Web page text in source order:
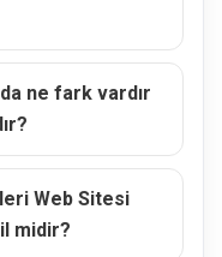
ne fark vardır
Web Sitesi
midir?